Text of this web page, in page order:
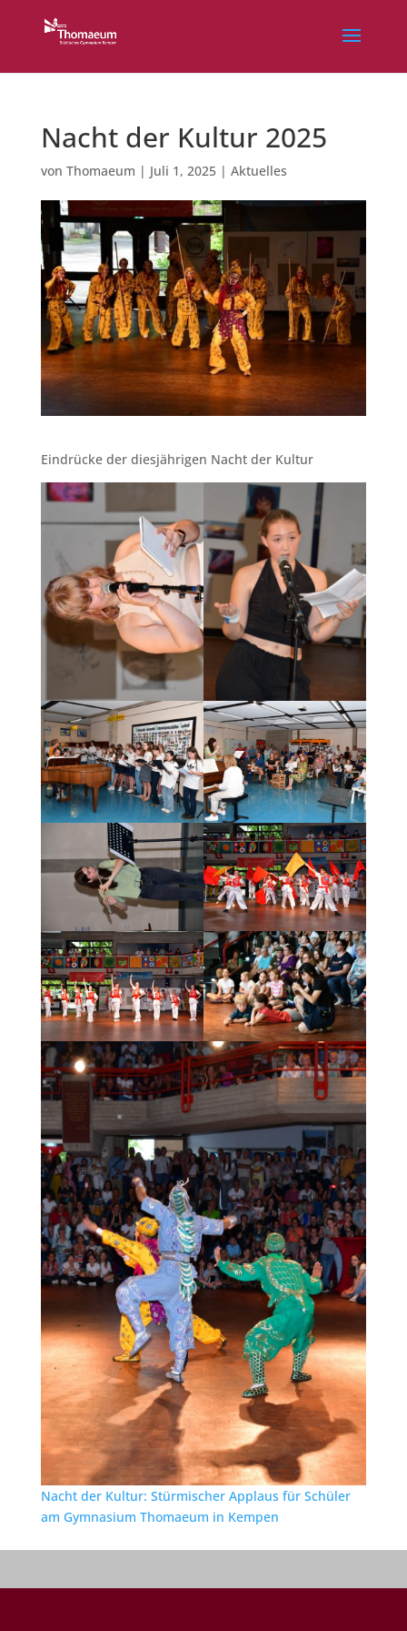
Nacht der Kultur 2025
von Thomaeum | Juli 1, 2025| Aktuelles
Eindrücke der diesjährigen Nacht der Kultur
Nacht der Kultur: Stürmischer Applaus für Schüler
am Gymnasium Thomaeum in Kempen